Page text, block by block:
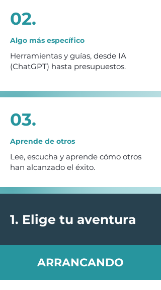
02.
Algo más específico
Herramientas y guías, desde IA
(ChatGPT) hasta presupuestos.
Más específico
03.
Aprende de otros
Lee, escucha y aprende cómo otros
han alcanzado el éxito.
Aprende de otros
1. Elige tu aventura
ARRANCANDO
ARRANCANDO